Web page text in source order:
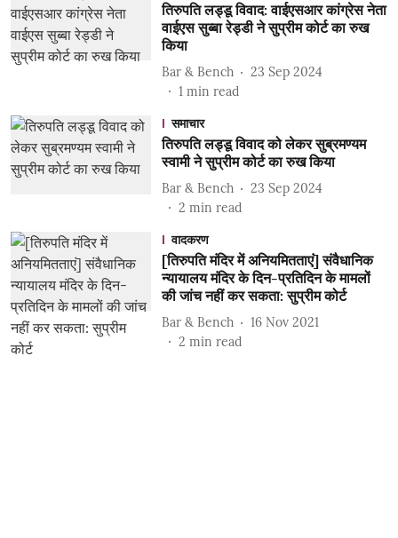
तिरुपति लड्डू विवाद: वाईएसआर कांग्रेस नेता
वाईएस सुब्बा रेड्डी ने सुप्रीम कोर्ट का रुख
किया
Bar & Bench
23 Sep 2024
1 min read
समाचार
तिरुपति लड्डू विवाद को लेकर सुब्रमण्यम
स्वामी ने सुप्रीम कोर्ट का रुख किया
Bar & Bench
23 Sep 2024
2 min read
वादकरण
[तिरुपति मंदिर में अनियमितताएं] संवैधानिक
न्यायालय मंदिर के दिन-प्रतिदिन के मामलों
की जांच नहीं कर सकता: सुप्रीम कोर्ट
Bar & Bench
16 Nov 2021
2 min read